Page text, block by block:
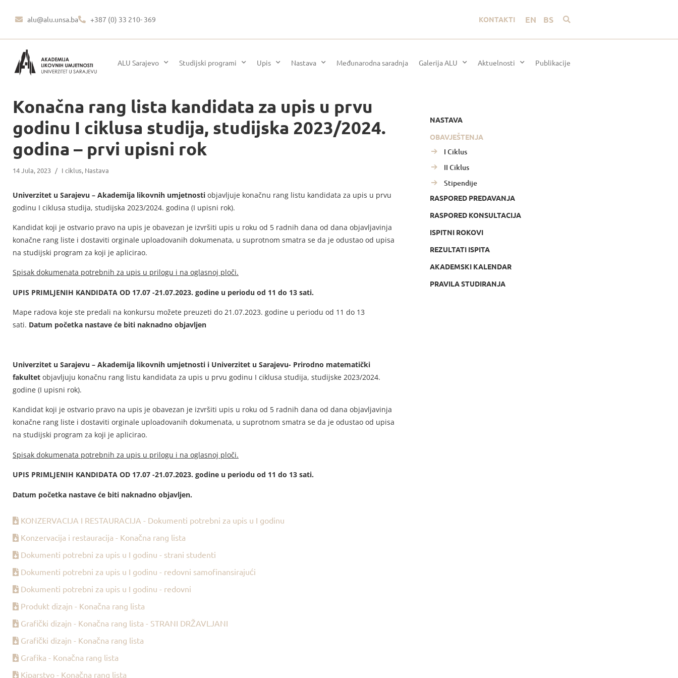
alu@alu.unsa.ba +387 (0) 33 210- 369 KONTAKTI EN BS
ALU Sarajevo Studijski programi Upis Nastava Međunarodna saradnja Galerija ALU Aktuelnosti Publikacije
Konačna rang lista kandidata za upis u prvu
godinu I ciklusa studija, studijska 2023/2024.
godina – prvi upisni rok
14 Jula, 2023 / I ciklus, Nastava
Univerzitet u Sarajevu – Akademija likovnih umjetnosti objavljuje konačnu rang listu kandidata za upis u prvu
godinu I ciklusa studija, studijska 2023/2024. godina (I upisni rok).
Kandidat koji je ostvario pravo na upis je obavezan je izvršiti upis u roku od 5 radnih dana od dana objavljavinja
konačne rang liste i dostaviti orginale uploadovanih dokumenata, u suprotnom smatra se da je odustao od upisa
na studijski program za koji je aplicirao.
Spisak dokumenata potrebnih za upis u prilogu i na oglasnoj ploči.
UPIS PRIMLJENIH KANDIDATA OD 17.07 -21.07.2023. godine u periodu od 11 do 13 sati.
Mape radova koje ste predali na konkursu možete preuzeti do 21.07.2023. godine u periodu od 11 do 13
sati. Datum početka nastave će biti naknadno objavljen
Univerzitet u Sarajevu – Akademija likovnih umjetnosti i Univerzitet u Sarajevu- Prirodno matematički
fakultet objavljuju konačnu rang listu kandidata za upis u prvu godinu I ciklusa studija, studijske 2023/2024.
godine (I upisni rok).
Kandidat koji je ostvario pravo na upis je obavezan je izvršiti upis u roku od 5 radnih dana od dana objavljavinja
konačne rang liste i dostaviti orginale uploadovanih dokumenata, u suprotnom smatra se da je odustao od upisa
na studijski program za koji je aplicirao.
Spisak dokumenata potrebnih za upis u prilogu i na oglasnoj ploči.
UPIS PRIMLJENIH KANDIDATA OD 17.07 -21.07.2023. godine u periodu od 11 do 13 sati.
Datum početka nastave će biti naknadno objavljen.
KONZERVACIJA I RESTAURACIJA - Dokumenti potrebni za upis u I godinu
Konzervacija i restauracija - Konačna rang lista
Dokumenti potrebni za upis u I godinu - strani studenti
Dokumenti potrebni za upis u I godinu - redovni samofinansirajući
Dokumenti potrebni za upis u I godinu - redovni
Produkt dizajn - Konačna rang lista
Grafički dizajn - Konačna rang lista - STRANI DRŽAVLJANI
Grafički dizajn - Konačna rang lista
Grafika - Konačna rang lista
Kiparstvo - Konačna rang lista
NASTAVA
OBAVJEŠTENJA
I Ciklus
II Ciklus
Stipendije
RASPORED PREDAVANJA
RASPORED KONSULTACIJA
ISPITNI ROKOVI
REZULTATI ISPITA
AKADEMSKI KALENDAR
PRAVILA STUDIRANJA